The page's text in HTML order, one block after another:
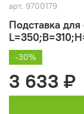
арт. 9700179
Подставка
-30%
3 633 ₽